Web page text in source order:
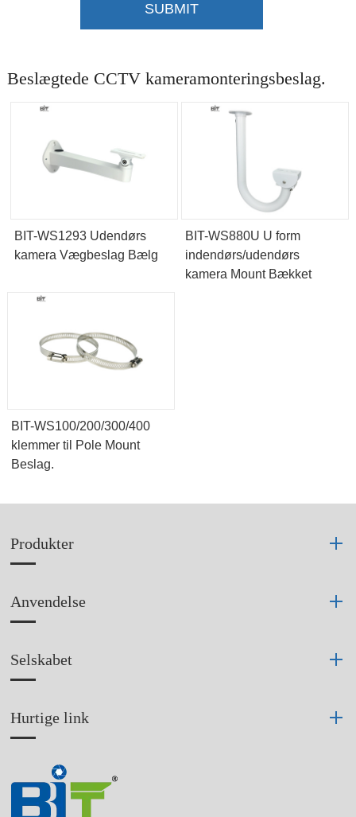
SUBMIT
Beslægtede CCTV kameramonteringsbeslag.
BIT-WS1293 Udendørs
kamera Vægbeslag Bælg
BIT-WS880U U form
indendørs/udendørs
kamera Mount Bækket
BIT-WS100/200/300/400
klemmer til Pole Mount
Beslag.
Produkter
Anvendelse
Selskabet
Hurtige link